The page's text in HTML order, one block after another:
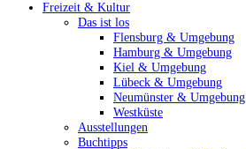
Freizeit & Kultur
Das ist los
Flensburg & Umgebung
Hamburg & Umgebung
Kiel & Umgebung
Lübeck & Umgebung
Neumünster & Umgebung
Westküste
Ausstellungen
Buchtipps